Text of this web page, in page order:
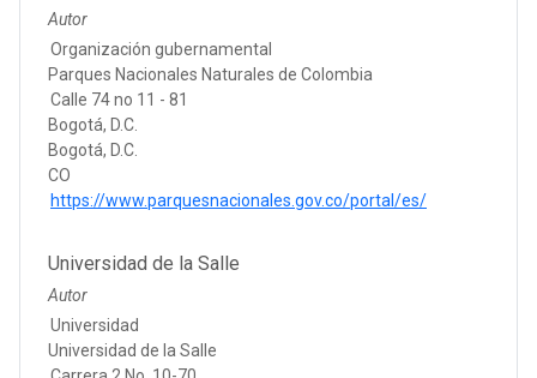
Autor
Organización gubernamental
Parques Nacionales Naturales de Colombia
Calle 74 no 11 - 81
Bogotá, D.C.
Bogotá, D.C.
CO
https://www.parquesnacionales.gov.co/portal/es/
Universidad de la Salle
Autor
Universidad
Universidad de la Salle